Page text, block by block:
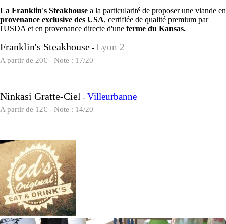
La Franklin's Steakhouse a la particularité de proposer une viande en
provenance exclusive des USA, certifiée de qualité premium par
l'USDA et en provenance directe d'une ferme du Kansas.
Franklin's Steakhouse - Lyon 2
A partir de 20€ - Note : 17/20
Ninkasi Gratte-Ciel - Villeurbanne
A partir de 12€ - Note : 14/20